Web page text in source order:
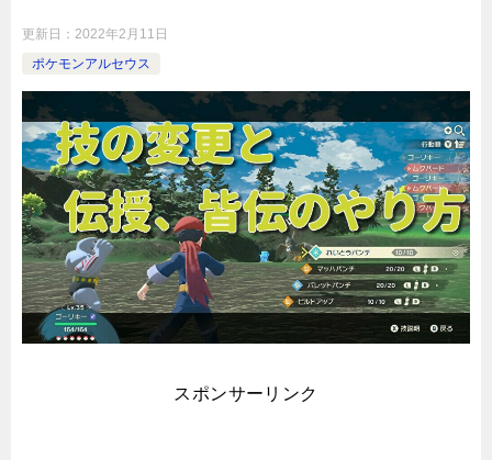
更新日： 2022年2月11日
ポケモンアルセウス
スポンサーリンク